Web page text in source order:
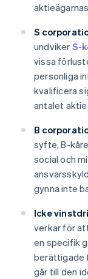
S
undviker S-
vissa
personliga
kvalificera
antalet
B
syfte, B-
social och
gynna inte
Icke
verkar för
en specifik
berättigade
går till den